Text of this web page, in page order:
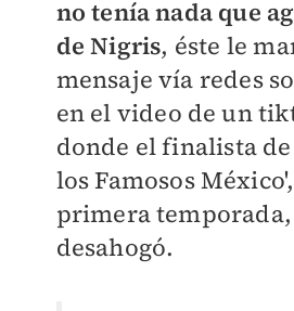
no tenía nada que
de Nigris, éste le
mensaje vía redes
en el video de un
donde el finalista de
los Famosos
primera temporada,
desahogó.